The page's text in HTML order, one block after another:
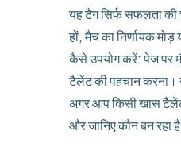
यह टैग सिर्फ सफलता की
हों, मैच का निर्णायक
कैसे उपयोग करें: पेज पर
टैलेंट की पहचान करना।
अगर आप किसी खास टैलेंट
और जानिए कौन बन रहा है